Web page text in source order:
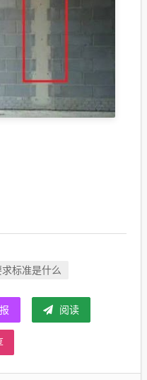
标准是什么
阅读